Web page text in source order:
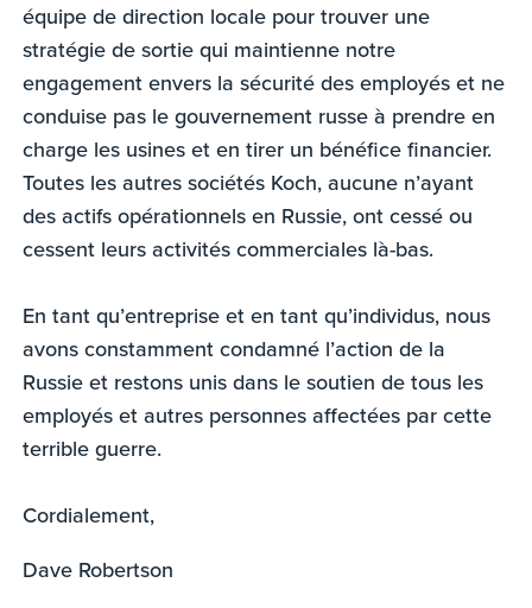
équipe de direction locale pour trouver une
stratégie de sortie qui maintienne notre
engagement envers la sécurité des employés et ne
conduise pas le gouvernement russe à prendre en
charge les usines et en tirer un bénéfice financier.
Toutes les autres sociétés Koch, aucune n’ayant
des actifs opérationnels en Russie, ont cessé ou
cessent leurs activités commerciales là-bas.
En tant qu’entreprise et en tant qu’individus, nous
avons constamment condamné l’action de la
Russie et restons unis dans le soutien de tous les
employés et autres personnes affectées par cette
terrible guerre.
Cordialement,
Dave Robertson